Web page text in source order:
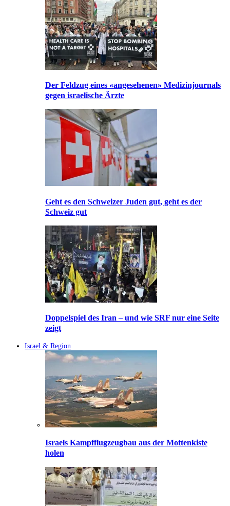
Der Feldzug eines «angesehenen» Medizinjournals
gegen israelische Ärzte
Geht es den Schweizer Juden gut, geht es der
Schweiz gut
Doppelspiel des Iran – und wie SRF nur eine Seite
zeigt
Israel & Region
Israels Kampfflugzeugbau aus der Mottenkiste
holen